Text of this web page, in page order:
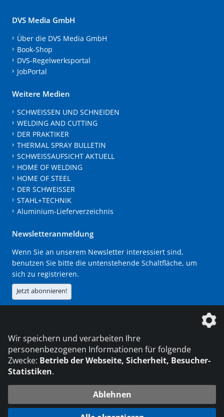
DVS Media GmbH
Über die DVS Media GmbH
Book-Shop
DVS-Regelwerksportal
JobPortal
Weitere Medien
SCHWEISSEN UND SCHNEIDEN
WELDING AND CUTTING
DER PRAKTIKER
THERMAL SPRAY BULLETIN
SCHWEISSAUFSICHT AKTUELL
HOME OF WELDING
HOME OF STEEL
DER SCHWEISSER
STAHL+TECHNIK
Aluminium-Lieferverzeichnis
Newsletteranmeldung
Wenn Sie an unserem Newsletter interessiert sind,
benutzen Sie bitte die untenstehende Schaltfläche, um
sich zu registrieren.
Jetzt abonnieren!
Die DVS Media GmbH ist ein Unternehmen der
© 2026 DVS Media GmbH
Wir speichern und verarbeiten Ihre
personenbezogenen Informationen für folgende
Zwecke: Betrieb der Webseite, Sicherheit, Besucher-
Statistiken.
Ablehnen